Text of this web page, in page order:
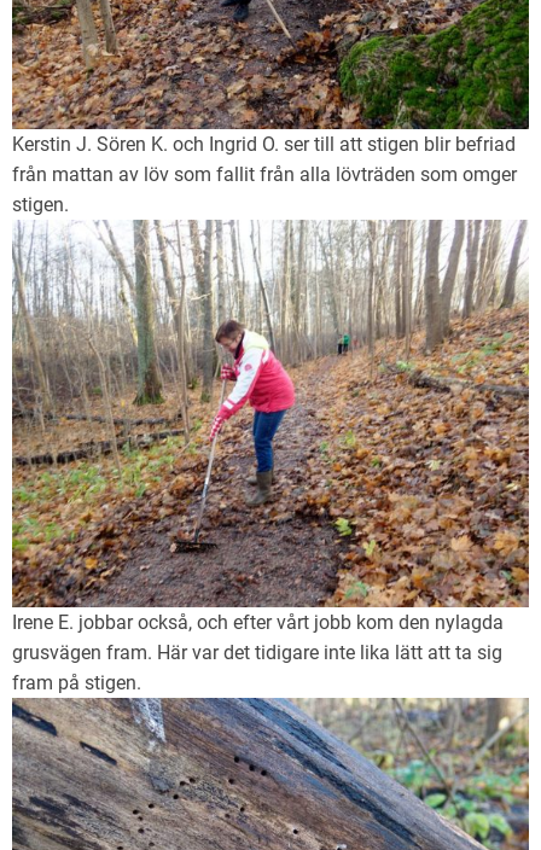
Kerstin J. Sören K. och Ingrid O. ser till att stigen blir befriad
från mattan av löv som fallit från alla lövträden som omger
stigen.
Irene E. jobbar också, och efter vårt jobb kom den nylagda
grusvägen fram. Här var det tidigare inte lika lätt att ta sig
fram på stigen.